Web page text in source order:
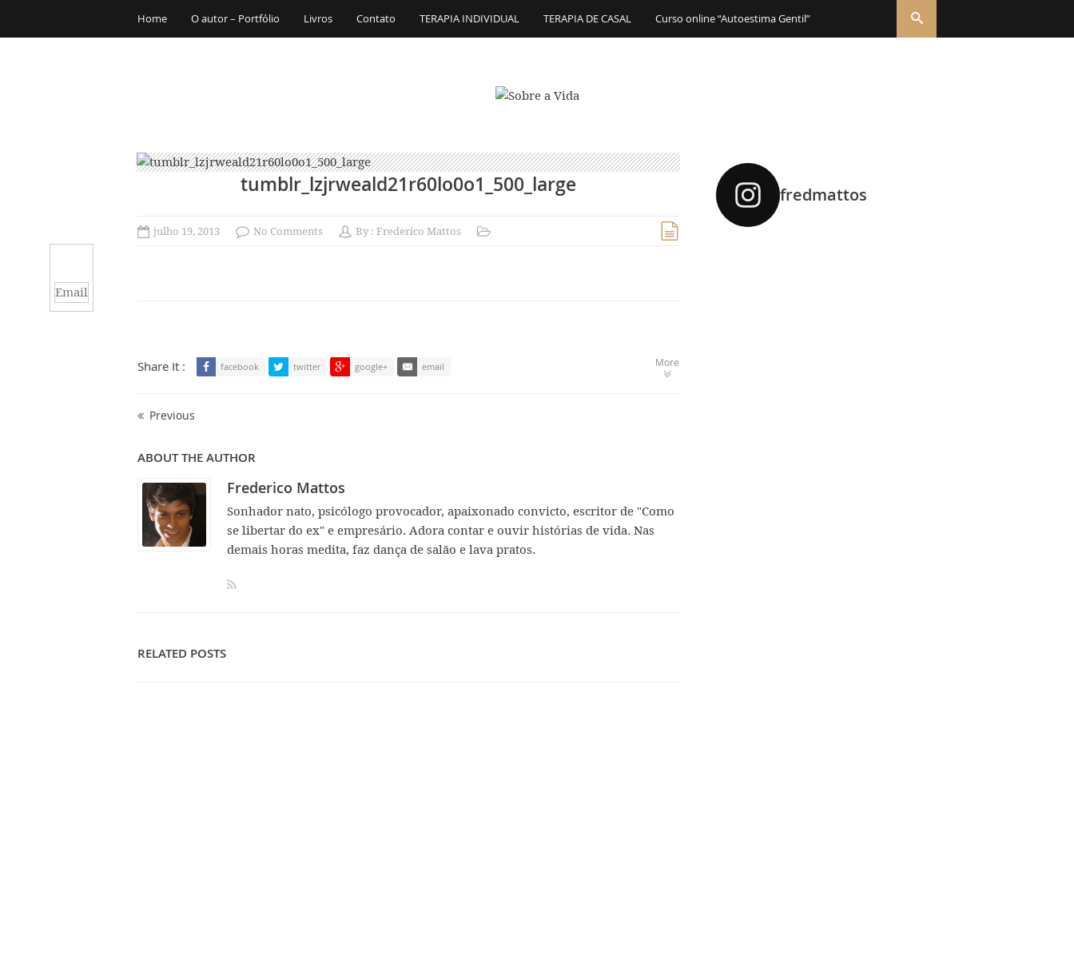
Home O autor – Portfólio Livros Contato TERAPIA INDIVIDUAL TERAPIA DE CASAL Curso online “Autoestima Gentil”
tumblr_lzjrweald21r60lo0o1_500_large
julho 19, 2013 No Comments By : Frederico Mattos
Email
Share It : facebook twitter google+ email More
Previous
ABOUT THE AUTHOR
Frederico Mattos
Sonhador nato, psicólogo provocador, apaixonado convicto, escritor de "Como
se libertar do ex" e empresário. Adora contar e ouvir histórias de vida. Nas
demais horas medita, faz dança de salão e lava pratos.
RELATED POSTS
fredmattos